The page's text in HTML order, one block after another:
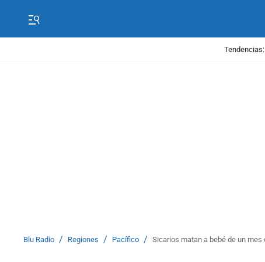
Tendencias:
Blu Radio / Regiones / Pacífico / Sicarios matan a bebé de un